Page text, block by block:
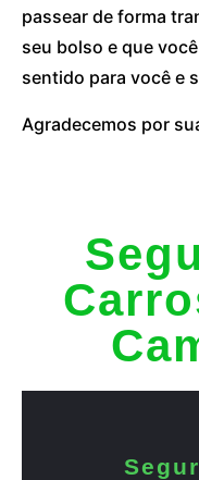
passear de forma
seu bolso e que
sentido para você e
Agradecemos por